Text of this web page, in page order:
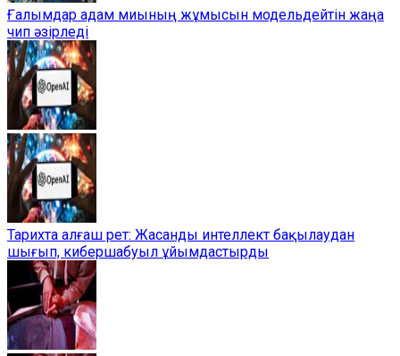
Ғалымдар адам миының жұмысын модельдейтін жаңа
чип әзірледі
Тарихта алғаш рет: Жасанды интеллект бақылаудан
шығып, кибершабуыл ұйымдастырды